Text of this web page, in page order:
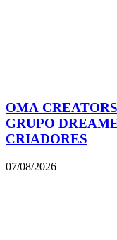
OMA
GRUPO
CRIADORES
07/08/2026